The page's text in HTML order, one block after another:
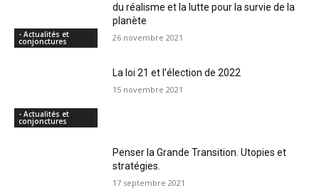
- Actualités et
conjonctures
du réalisme et la lutte pour la survie de la
planète
26 novembre 2021
- Actualités et
conjonctures
La loi 21 et l’élection de 2022
15 novembre 2021
Penser la Grande Transition. Utopies et
stratégies.
17 septembre 2021